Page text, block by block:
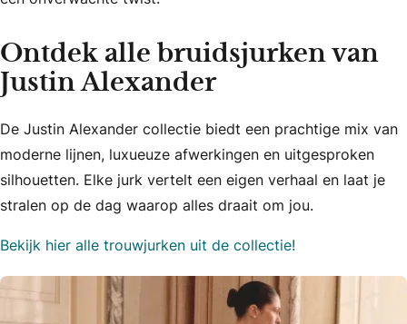
Ontdek alle bruidsjurken van
Justin Alexander
De Justin Alexander collectie biedt een prachtige mix van
moderne lijnen, luxueuze afwerkingen en uitgesproken
silhouetten. Elke jurk vertelt een eigen verhaal en laat je
stralen op de dag waarop alles draait om jou.
Bekijk hier alle trouwjurken uit de collectie!